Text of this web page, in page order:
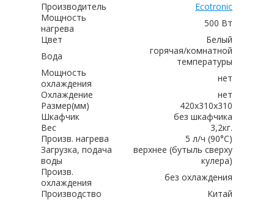
Производитель
Ecotronic
Мощность
нагрева
500 Вт
Цвет
Белый
Вода
горячая/комнатной
температуры
Мощность
охлаждения
нет
Охлаждение
нет
Размер(мм)
420x310x310
Шкафчик
без шкафчика
Вес
3,2кг.
Произв. нагрева
5 л/ч (90°C)
Загрузка, подача
воды
верхнее (бутыль сверху
кулера)
Произв.
охлаждения
без охлаждения
Производство
Китай